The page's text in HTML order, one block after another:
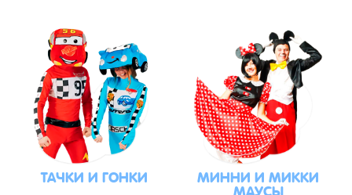
ТАЧКИ И ГОНКИ МИННИ И МИККИ
МАУСЫ